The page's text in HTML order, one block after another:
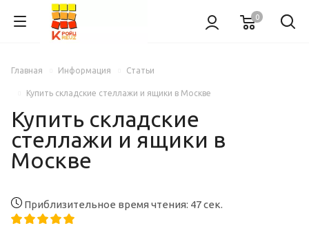
0
Главная Информация Статьи
Купить складские стеллажи и ящики в Москве
Купить складские
стеллажи и ящики в
Москве
Приблизительное время чтения: 47 сек.